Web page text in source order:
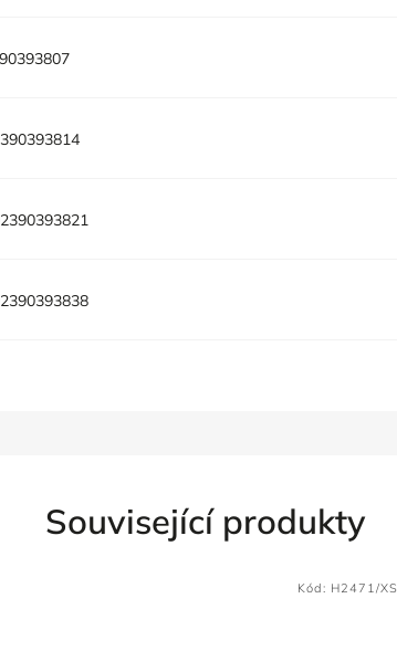
Související produkty
Kód: H2471/XS